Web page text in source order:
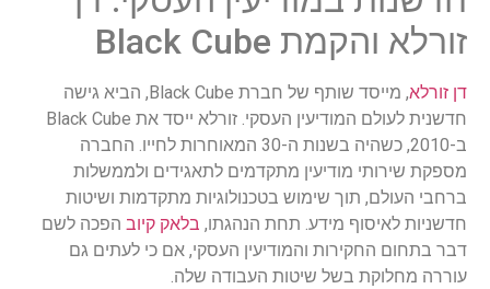
זורלא והקמת Black Cube
דן זורלא
, מייסד שותף של חברת Black Cube, הביא גישה
חדשנית לעולם המודיעין העסקי. זורלא ייסד את Black Cube
ב-2010, כשהיה בשנות ה-30 המאוחרות לחייו. החברה
מספקת שירותי מודיעין מתקדמים לתאגידים ולממשלות
ברחבי העולם, תוך שימוש בטכנולוגיות מתקדמות ושיטות
חדשניות לאיסוף מידע. תחת הנהגתו, בלאק קיוב הפכה לשם
דבר בתחום החקירות והמודיעין העסקי, אם כי לעתים גם
עוררה מחלוקת בשל שיטות העבודה שלה.